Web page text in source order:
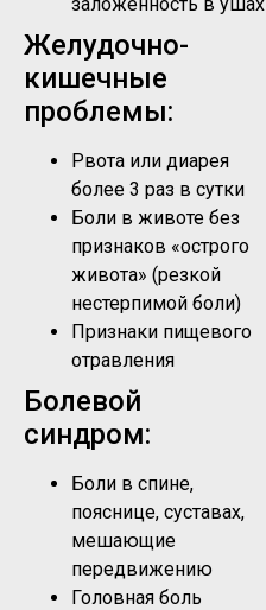
Желудочно-
кишечные
проблемы:
Рвота или диарея
более 3 раз в сутки
Боли в животе без
признаков «острого
живота» (резкой
нестерпимой боли)
Признаки пищевого
отравления
Болевой
синдром:
Боли в спине,
пояснице, суставах,
мешающие
передвижению
Головная боль